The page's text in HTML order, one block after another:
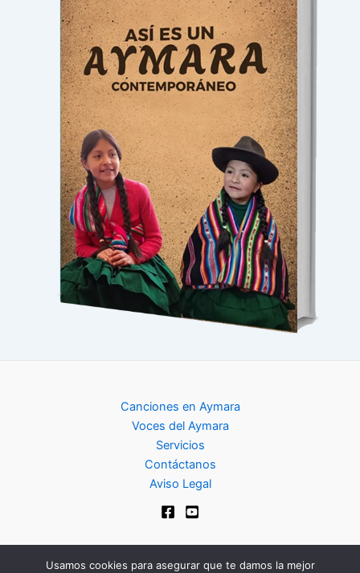
Canciones en Aymara
Voces del Aymara
Servicios
Contáctanos
Aviso Legal
Usamos cookies para asegurar que te damos la mejor